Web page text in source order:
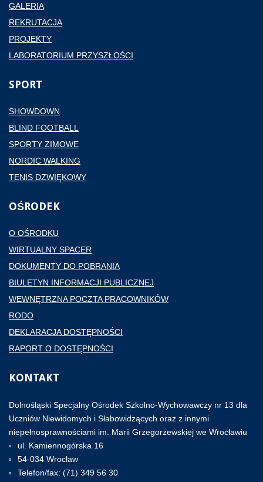
GALERIA
REKRUTACJA
PROJEKTY
LABORATORIUM PRZYSZŁOŚCI
SPORT
SHOWDOWN
BLIND FOOTBALL
SPORTY ZIMOWE
NORDIC WALKING
TENIS DZWIĘKOWY
OŚRODEK
O OŚRODKU
WIRTUALNY SPACER
DOKUMENTY DO POBRANIA
BIULETYN INFORMACJI PUBLICZNEJ
WEWNĘTRZNA POCZTA PRACOWNIKÓW
RODO
DEKLARACJA DOSTĘPNOŚCI
RAPORT O DOSTĘPNOŚCI
KONTAKT
Dolnośląski Specjalny Ośrodek Szkolno-Wychowawczy nr 13 dla
Uczniów Niewidomych i Słabowidzących oraz z innymi
niepełnosprawnościami im. Marii Grzegorzewskiej we Wrocławiu
ul. Kamiennogórska 16
54-034 Wrocław
Telefon/fax: (71) 349 56 30